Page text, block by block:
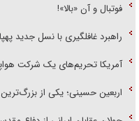
فوتبال و آن «بالا»!
راهبرد غافلگیری با نسل جدید
آمریکا تحریم‌های یک شرکت
اربعین حسینی؛ یکی از